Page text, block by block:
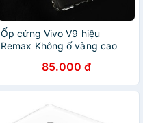
Ốp cứng Vivo V9 hiệu
Remax Không ố vàng cao
85.000 đ